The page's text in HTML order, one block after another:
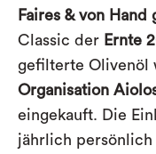
Faires & von
Classic der Ernte
gefilterte Olivenöl
Organisation
eingekauft. Die
jährlich